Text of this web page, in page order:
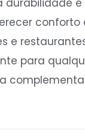
conforto
para